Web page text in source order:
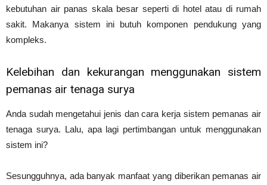
kebutuhan air panas skala besar seperti di hotel atau di rumah
sakit. Makanya sistem ini butuh komponen pendukung yang
kompleks.
Kelebihan dan kekurangan menggunakan sistem
pemanas air tenaga surya
Anda sudah mengetahui jenis dan cara kerja sistem pemanas air
tenaga surya. Lalu, apa lagi pertimbangan untuk menggunakan
sistem ini?
Sesungguhnya, ada banyak manfaat yang diberikan pemanas air